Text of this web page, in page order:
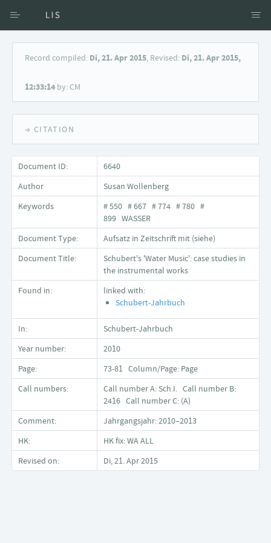
Access via Author
Keyword Search
Record compiled: Di, 21. Apr 2015, Revised: Di, 21. Apr 2015,
12:33:14 by: CM
→ CITATION
Document ID:
6640
Author
Susan Wollenberg
Keywords
# 550 # 667 # 774 # 780 #
899 WASSER
Document Type:
Aufsatz in Zeitschrift mit (siehe)
Document Title:
Schubert's 'Water Music': case studies in
the instrumental works
Found in:
linked with:
Schubert-Jahrbuch
In:
Schubert-Jahrbuch
Year number:
2010
Page:
73-81 Column/Page: Page
Call numbers:
Call number A: Sch.I. Call number B:
2416 Call number C: (A)
Comment:
Jahrgangsjahr: 2010–2013
HK:
HK fix: WA ALL
Revised on:
Di, 21. Apr 2015